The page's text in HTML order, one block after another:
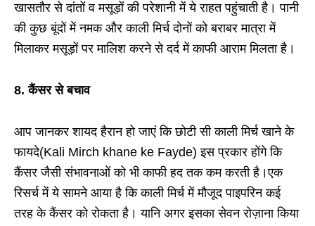
खासतौर से दांतों व मसूड़ों की परेशानी में ये राहत पहुंचाती है। पानी
की कुछ बूंदों में नमक और काली मिर्च दोनों को बराबर मात्रा में
मिलाकर मसूड़ों पर मालिश करने से दर्द में काफी आराम मिलता है।
8. कैंसर से बचाव
आप जानकर शायद हैरान हो जाएं कि छोटी सी काली मिर्च खाने के
फायदे(Kali Mirch khane ke Fayde) इस प्रकार होंगे कि
कैंसर जैसी संभावनाओं को भी काफी हद तक कम करती है।एक
रिसर्च में ये सामने आया है कि काली मिर्च में मौजूद पाइपरिन कई
तरह के कैंसर को रोकता है। यानि अगर इसका सेवन रोज़ाना किया